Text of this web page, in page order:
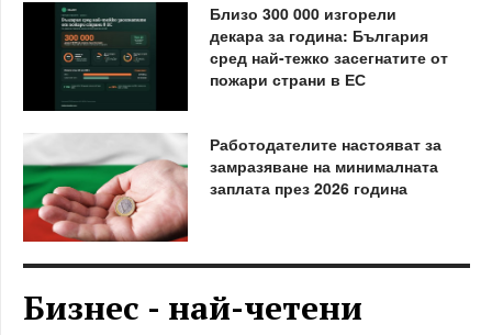
Близо 300 000 изгорели
декара за година: България
сред най-тежко засегнатите от
пожари страни в ЕС
Работодателите настояват за
замразяване на минималната
заплата през 2026 година
Бизнес - най-четени